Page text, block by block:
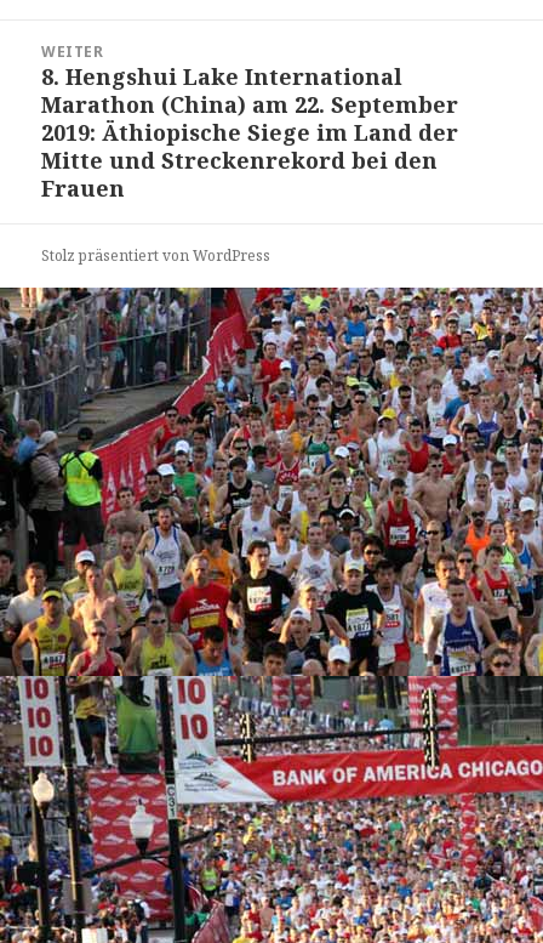
WEITER
Nächster
Beitrag:
8. Hengshui Lake International
Marathon (China) am 22. September
2019: Äthiopische Siege im Land der
Mitte und Streckenrekord bei den
Frauen
Stolz präsentiert von WordPress